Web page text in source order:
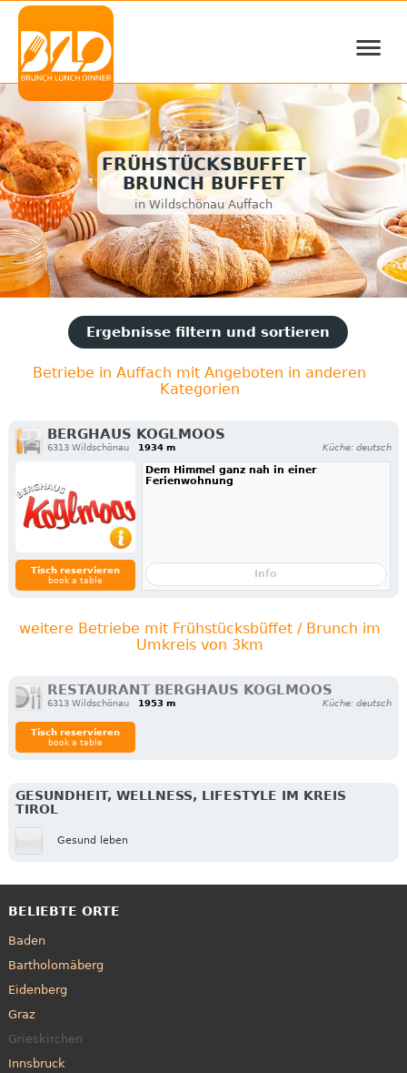
≡
FRÜHSTÜCKSBUFFET
BRUNCH BUFFET
in Wildschönau Auffach
Ergebnisse filtern und sortieren
Betriebe in Auffach mit Angeboten in anderen
Kategorien
BERGHAUS KOGLMOOS
6313 Wildschönau 1934 m Küche: deutsch
Tisch reservieren
book a table
Dem Himmel ganz nah in einer
Ferienwohnung
Info
weitere Betriebe mit Frühstücksbüffet / Brunch im
Umkreis von 3km
RESTAURANT BERGHAUS KOGLMOOS
6313 Wildschönau 1953 m Küche: deutsch
Tisch reservieren
book a table
GESUNDHEIT, WELLNESS, LIFESTYLE IM KREIS
TIROL
Gesund leben
BELIEBTE ORTE
Baden
Bartholomäberg
Eidenberg
Graz
Grieskirchen
Innsbruck